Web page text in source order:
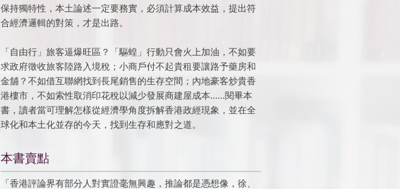
保持獨特性，本土論述一定要務實，必須計算成本效益，提出符
合經濟邏輯的對策，才是出路。
「自由行」旅客逼爆旺區？「驅蝗」行動只會火上加油，不如要
求政府徵收旅客陸路入境稅；小商戶付不起貴租要讓路予藥房和
金舖？不如借互聯網找到長尾銷售的生存空間；內地豪客炒貴香
港樓市，不如索性取消印花稅以減少發展商建屋成本......閱畢本
書，讀者當可理解怎樣從經濟學角度拆解香港政經現象，並在全
球化和本土化並存的今天，找到生存和應對之道。
本書賣點
「香港評論界有部分人對實證毫無興趣，推論都是憑想像，徐、